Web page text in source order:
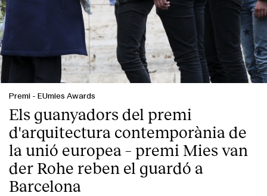
Premi - EUmies Awards
Els guanyadors del premi
d'arquitectura contemporània de
la unió europea – premi Mies van
der Rohe reben el guardó a
Barcelona